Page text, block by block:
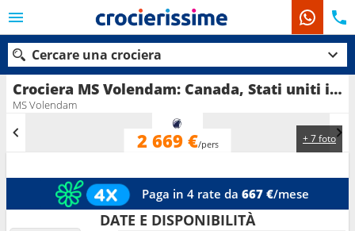
Crociera MS Volendam: Canada, Stati uniti in partenza da Montreal
MS Volendam
+ 7 foto
2 669 €/pers
Paga in 4 rate da 667 €/mese
DATE E DISPONIBILITÀ
Cercare una crociera
Le nostre destinazioni
Mesi di partenza
Porti Compagnie